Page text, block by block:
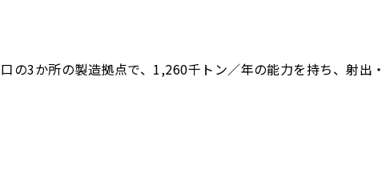
の3か所の製造拠点で、1,260千トン／年の能力を持ち、射出